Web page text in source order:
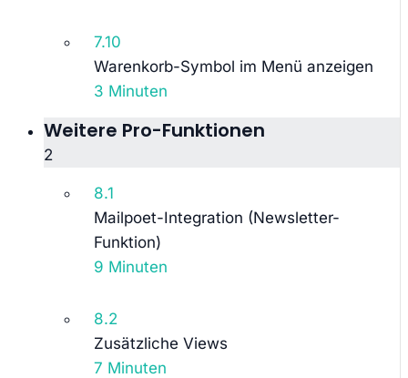
7.10
Warenkorb-Symbol im Menü anzeigen
3 Minuten
Weitere Pro-Funktionen
2
8.1
Mailpoet-Integration (Newsletter-
Funktion)
9 Minuten
8.2
Zusätzliche Views
7 Minuten